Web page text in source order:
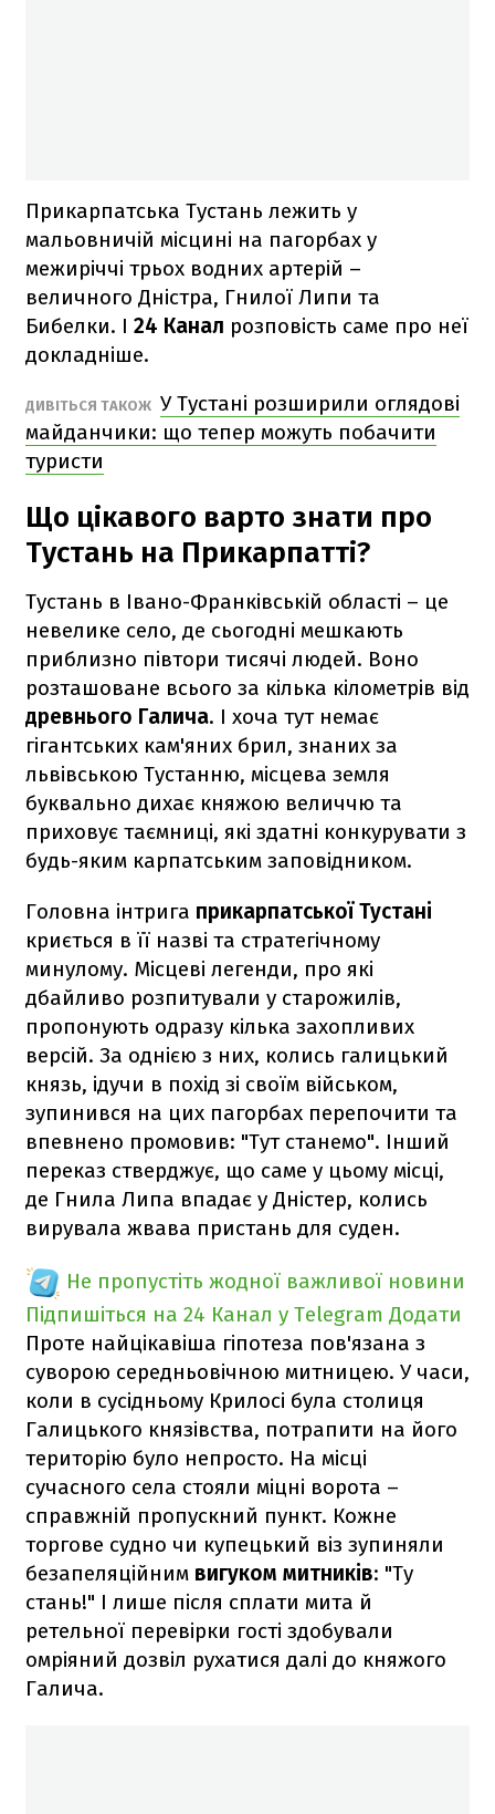
Прикарпатська Тустань лежить у
мальовничій місцині на пагорбах у
межиріччі трьох водних артерій –
величного Дністра, Гнилої Липи та
Бибелки. І 24 Канал розповість саме про неї
докладніше.
ДИВІТЬСЯ ТАКОЖ У Тустані розширили оглядові
майданчики: що тепер можуть побачити
туристи
Що цікавого варто знати про
Тустань на Прикарпатті?
Тустань в Івано-Франківській області – це
невелике село, де сьогодні мешкають
приблизно півтори тисячі людей. Воно
розташоване всього за кілька кілометрів від
древнього Галича. І хоча тут немає
гігантських кам'яних брил, знаних за
львівською Тустанню, місцева земля
буквально дихає княжою величчю та
приховує таємниці, які здатні конкурувати з
будь-яким карпатським заповідником.
Головна інтрига прикарпатської Тустані
криється в її назві та стратегічному
минулому. Місцеві легенди, про які
дбайливо розпитували у старожилів,
пропонують одразу кілька захопливих
версій. За однією з них, колись галицький
князь, ідучи в похід зі своїм військом,
зупинився на цих пагорбах перепочити та
впевнено промовив: "Тут станемо". Інший
переказ стверджує, що саме у цьому місці,
де Гнила Липа впадає у Дністер, колись
вирувала жвава пристань для суден.
Не пропустіть жодної важливої новини
Підпишіться на 24 Канал у Telegram Додати
Проте найцікавіша гіпотеза пов'язана з
суворою середньовічною митницею. У часи,
коли в сусідньому Крилосі була столиця
Галицького князівства, потрапити на його
територію було непросто. На місці
сучасного села стояли міцні ворота –
справжній пропускний пункт. Кожне
торгове судно чи купецький віз зупиняли
безапеляційним вигуком митників: "Ту
стань!" І лише після сплати мита й
ретельної перевірки гості здобували
омріяний дозвіл рухатися далі до княжого
Галича.